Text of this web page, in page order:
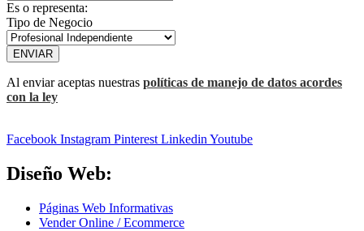
Es o representa:
Tipo de Negocio
ENVIAR
Al enviar aceptas nuestras políticas de manejo de datos acordes
con la ley
Facebook Instagram Pinterest LinkedinYoutube
Diseño Web:
Páginas Web Informativas
Vender Online / Ecommerce